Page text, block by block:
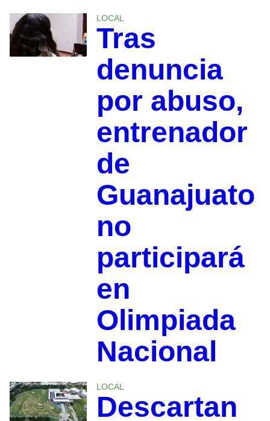
LOCAL
Tras
denuncia
por abuso,
entrenador
de
Guanajuato
no
participará
en
Olimpiada
Nacional
LOCAL
Descartan